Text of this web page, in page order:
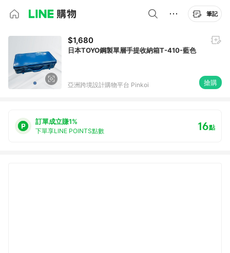
筆記
$1,680
日本TOYO鋼製單層手提收納箱T-410-藍色
亞洲跨境設計購物平台 Pinkoi 搶購
訂單成立賺1%
下單享LINE POINTS點數 16點